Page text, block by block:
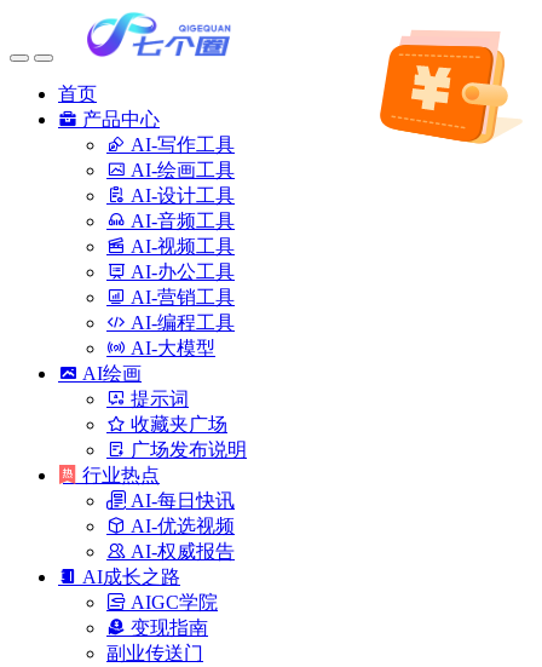
首页
产品中心
AI-写作工具
AI-绘画工具
AI-设计工具
AI-音频工具
AI-视频工具
AI-办公工具
AI-营销工具
AI-编程工具
AI-大模型
AI绘画
提示词
收藏夹广场
广场发布说明
行业热点
AI-每日快讯
AI-优选视频
AI-权威报告
AI成长之路
AIGC学院
变现指南
副业传送门